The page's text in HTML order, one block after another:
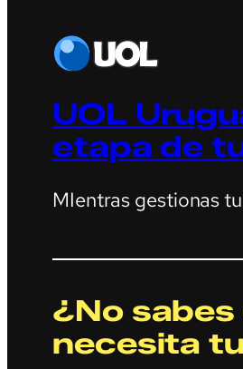
UOL
etapa de
MIentras gestionas
¿No
necesita